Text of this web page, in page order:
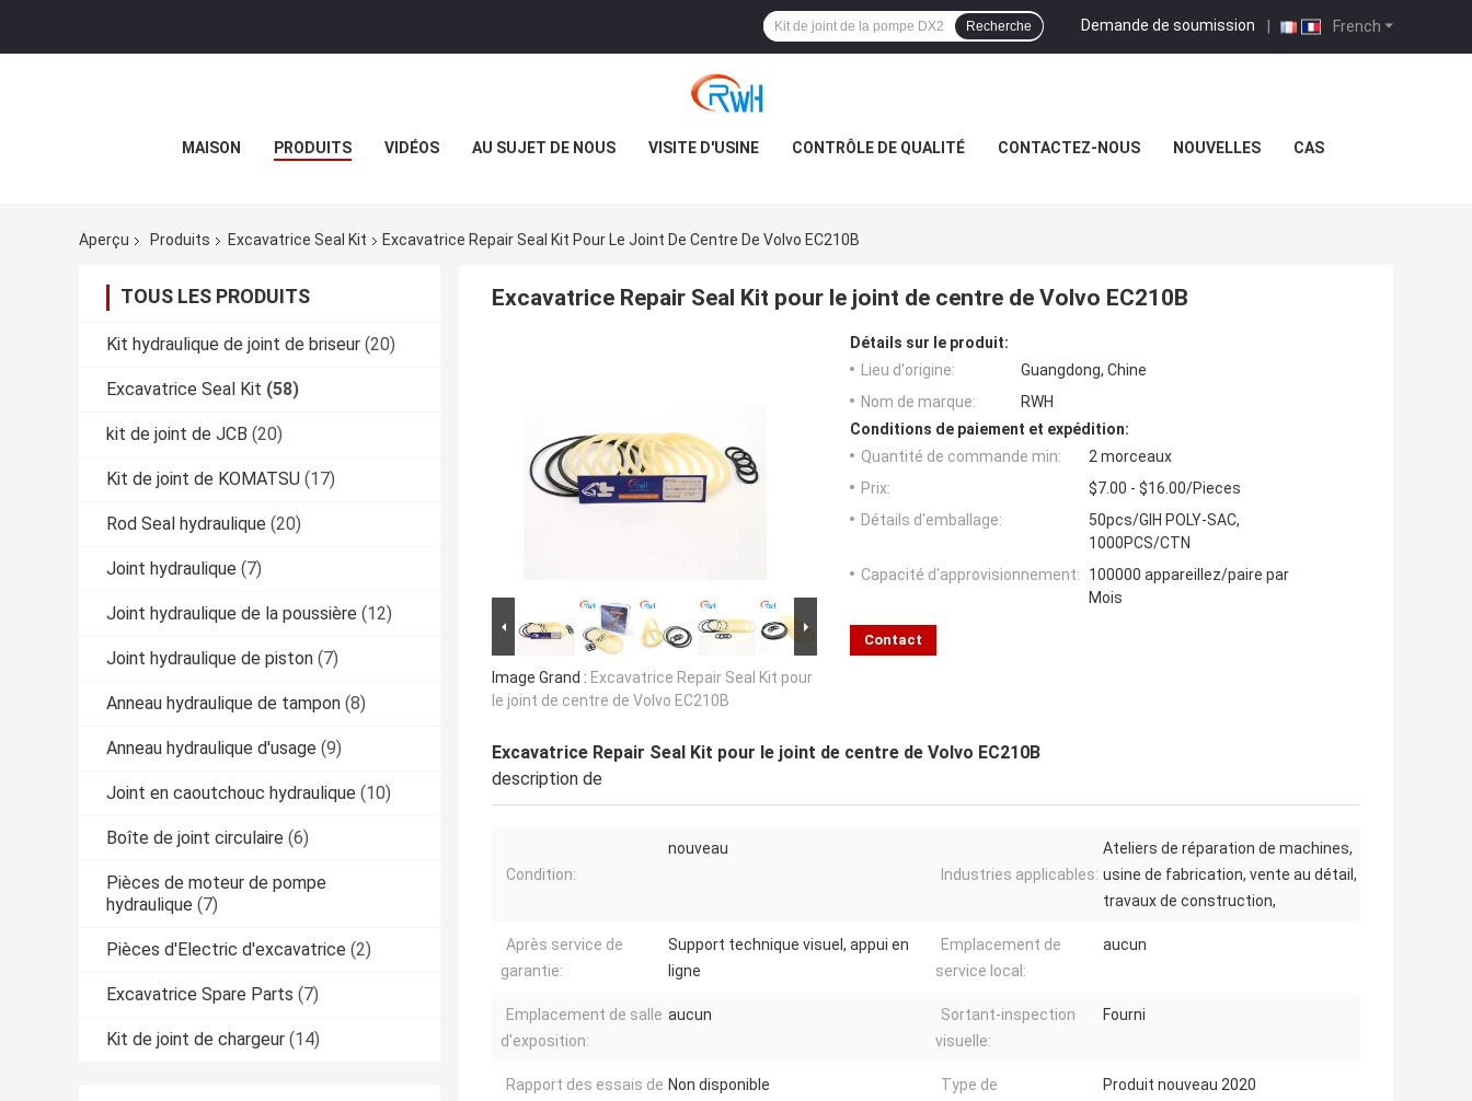
French
Demande de soumission |
Recherche
MAISON PRODUITS VIDÉOS AU SUJET DE NOUS VISITE D'USINE CONTRÔLE DE QUALITÉ CONTACTEZ-NOUS NOUVELLES CAS
Aperçu Produits Excavatrice Seal Kit Excavatrice Repair Seal Kit Pour Le Joint De Centre De Volvo EC210B
TOUS LES PRODUITS
Kit hydraulique de joint de briseur (20)
Excavatrice Seal Kit (58)
kit de joint de JCB (20)
Kit de joint de KOMATSU (17)
Rod Seal hydraulique (20)
Joint hydraulique (7)
Joint hydraulique de la poussière (12)
Joint hydraulique de piston (7)
Anneau hydraulique de tampon (8)
Anneau hydraulique d'usage (9)
Joint en caoutchouc hydraulique (10)
Boîte de joint circulaire (6)
Pièces de moteur de pompe
hydraulique (7)
Pièces d'Electric d'excavatrice (2)
Excavatrice Spare Parts (7)
Kit de joint de chargeur (14)
Excavatrice Repair Seal Kit pour le joint de centre de Volvo EC210B
Image Grand : Excavatrice Repair Seal Kit pour
le joint de centre de Volvo EC210B
Détails sur le produit:
Lieu d'origine:
Guangdong, Chine
Nom de marque:
RWH
Conditions de paiement et expédition:
Quantité de commande min:
2 morceaux
Prix:
$7.00 - $16.00/Pieces
Détails d'emballage:
50pcs/GIH POLY-SAC,
1000PCS/CTN
Capacité d'approvisionnement:
100000 appareillez/paire par
Mois
Contact
Excavatrice Repair Seal Kit pour le joint de centre de Volvo EC210B
description de
Condition:
nouveau
Industries applicables:
Ateliers de réparation de machines,
usine de fabrication, vente au détail,
travaux de construction,
Après service de
garantie:
Support technique visuel, appui en
ligne
Emplacement de
service local:
aucun
Emplacement de salle
d'exposition:
aucun
Sortant-inspection
visuelle:
Fourni
Rapport des essais de Non disponible
Type de
Produit nouveau 2020